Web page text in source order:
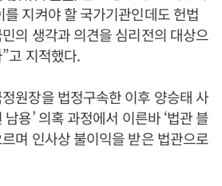
지켜야 할 국가기관인데도 헌법
의 생각과 의견을 심리전의 대상으
고 지적했다.
원장을 법정구속한 이후 양승태 사
용’ 의혹 과정에서 이른바 ‘법관 블
며 인사상 불이익을 받은 법관으로